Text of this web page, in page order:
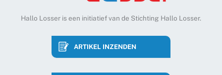
Hallo Losser is een initiatief van de Stichting Hallo Losser.
ARTIKEL INZENDEN